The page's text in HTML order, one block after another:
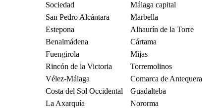
Sociedad
Málaga capital
San Pedro Alcántara
Marbella
Estepona
Alhaurín de la Torre
Benalmádena
Cártama
Fuengirola
Mijas
Rincón de la Victoria
Torremolinos
Vélez-Málaga
Comarca de Antequera
Costa del Sol Occidental
Guadalteba
La Axarquía
Nororma